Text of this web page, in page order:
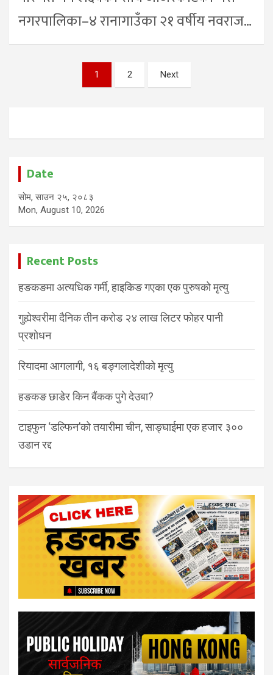
नगरपालिका–४ रानागाउँका २१ वर्षीय नवराज…
pagination
1 2 Next
Date
सोम, साउन २५, २०८३
Mon, August 10, 2026
Recent Posts
हङकङमा अत्यधिक गर्मी, हाइकिङ गएका एक पुरुषको मृत्यु
गुह्येश्वरीमा दैनिक तीन करोड २४ लाख लिटर फोहर पानी
प्रशोधन
रियादमा आगलागी, १६ बङ्गलादेशीको मृत्यु
हङकङ छाडेर किन बैंकक पुगे देउबा?
टाइफुन ‘डल्फिन’को तयारीमा चीन, साङ्घाईमा एक हजार ३००
उडान रद्द